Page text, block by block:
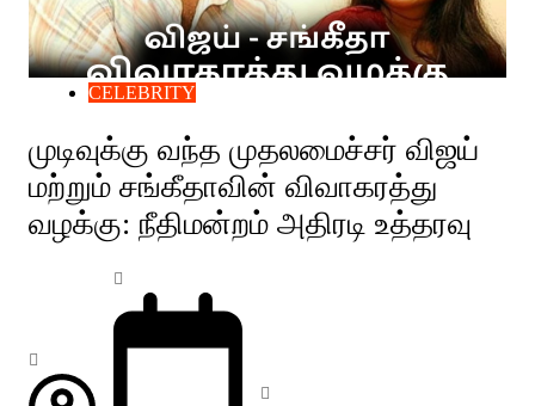
CELEBRITY
முடிவுக்கு வந்த முதலமைச்சர் விஜய்
மற்றும் சங்கீதாவின் விவாகரத்து
வழக்கு: நீதிமன்றம் அதிரடி உத்தரவு